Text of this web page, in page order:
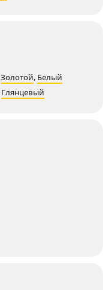
Золотой, Белый
Глянцевый